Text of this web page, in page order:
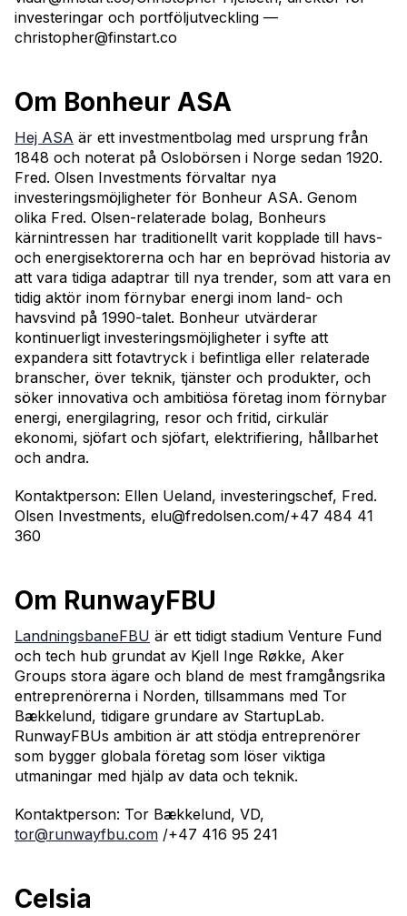
investeringar och portföljutveckling —
christopher@finstart.co
Om Bonheur ASA
Hej ASA är ett investmentbolag med ursprung från
1848 och noterat på Oslobörsen i Norge sedan 1920.
Fred. Olsen Investments förvaltar nya
investeringsmöjligheter för Bonheur ASA. Genom
olika Fred. Olsen-relaterade bolag, Bonheurs
kärnintressen har traditionellt varit kopplade till havs-
och energisektorerna och har en beprövad historia av
att vara tidiga adaptrar till nya trender, som att vara en
tidig aktör inom förnybar energi inom land- och
havsvind på 1990-talet. Bonheur utvärderar
kontinuerligt investeringsmöjligheter i syfte att
expandera sitt fotavtryck i befintliga eller relaterade
branscher, över teknik, tjänster och produkter, och
söker innovativa och ambitiösa företag inom förnybar
energi, energilagring, resor och fritid, cirkulär
ekonomi, sjöfart och sjöfart, elektrifiering, hållbarhet
och andra.
Kontaktperson: Ellen Ueland, investeringschef, Fred.
Olsen Investments, elu@fredolsen.com/+47 484 41
360
Om RunwayFBU
LandningsbaneFBU är ett tidigt stadium Venture Fund
och tech hub grundat av Kjell Inge Røkke, Aker
Groups stora ägare och bland de mest framgångsrika
entreprenörerna i Norden, tillsammans med Tor
Bækkelund, tidigare grundare av StartupLab.
RunwayFBUs ambition är att stödja entreprenörer
som bygger globala företag som löser viktiga
utmaningar med hjälp av data och teknik.
Kontaktperson: Tor Bækkelund, VD,
tor@runwayfbu.com /+47 416 95 241
Celsia